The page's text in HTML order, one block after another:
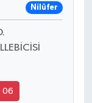
Nilüfer
06